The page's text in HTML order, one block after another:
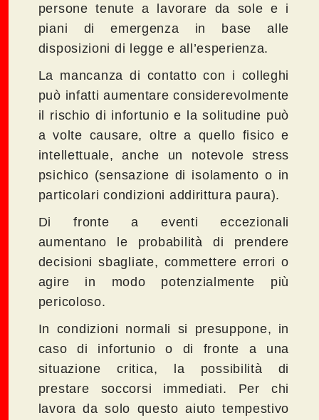
persone tenute a lavorare da sole e i
piani di emergenza in base alle
disposizioni di legge e all’esperienza.
La mancanza di contatto con i colleghi
può infatti aumentare considerevolmente
il rischio di infortunio e la solitudine può
a volte causare, oltre a quello fisico e
intellettuale, anche un notevole stress
psichico (sensazione di isolamento o in
particolari condizioni addirittura paura).
Di fronte a eventi eccezionali
aumentano le probabilità di prendere
decisioni sbagliate, commettere errori o
agire in modo potenzialmente più
pericoloso.
In condizioni normali si presuppone, in
caso di infortunio o di fronte a una
situazione critica, la possibilità di
prestare soccorsi immediati. Per chi
lavora da solo questo aiuto tempestivo